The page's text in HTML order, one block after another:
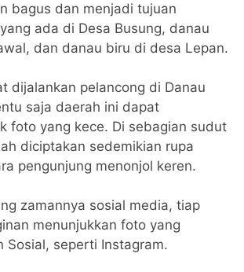
bagus dan menjadi tujuan
ada di Desa Busung, danau
dan danau biru di desa Lepan.
dijalankan pelancong di Danau
saja daerah ini dapat
foto yang kece. Di sebagian sudut
diciptakan sedemikian rupa
pengunjung menonjol keren.
zamannya sosial media, tiap
menunjukkan foto yang
Sosial, seperti Instagram.